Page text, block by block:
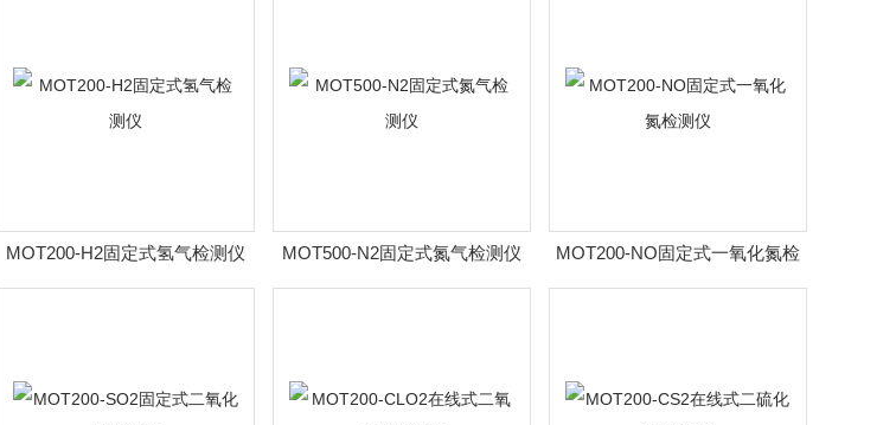
MOT200-H2固定式氢气检测仪 MOT500-N2固定式氮气检测仪
MOT200-NO固定式一氧化氮检
测仪